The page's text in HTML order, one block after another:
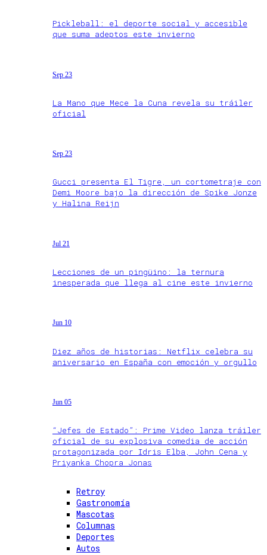
Pickleball: el deporte social y accesible
que suma adeptos este invierno
Sep 23
La Mano que Mece la Cuna revela su tráiler
oficial
Sep 23
Gucci presenta El Tigre, un cortometraje con
Demi Moore bajo la dirección de Spike Jonze
y Halina Reijn
Jul 21
Lecciones de un pingüino: la ternura
inesperada que llega al cine este invierno
Jun 10
Diez años de historias: Netflix celebra su
aniversario en España con emoción y orgullo
Jun 05
“Jefes de Estado”: Prime Video lanza tráiler
oficial de su explosiva comedia de acción
protagonizada por Idris Elba, John Cena y
Priyanka Chopra Jonas
Retroy
Gastronomía
Mascotas
Columnas
Deportes
Autos